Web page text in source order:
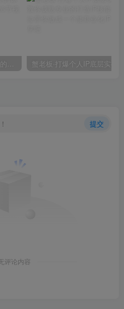
提交
评论内容